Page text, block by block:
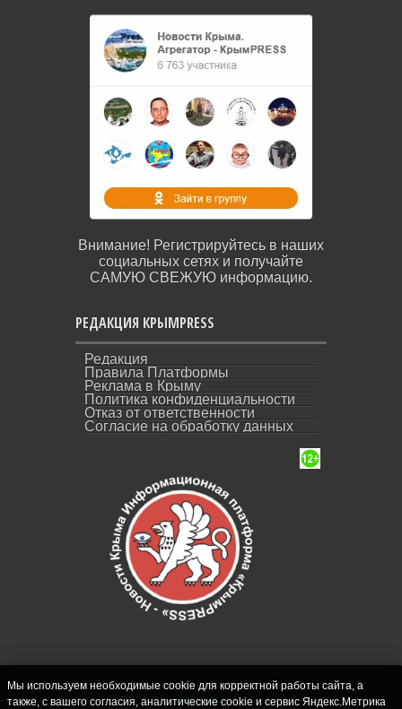
Внимание! Регистрируйтесь в наших
социальных сетях и получайте
САМУЮ СВЕЖУЮ информацию.
РЕДАКЦИЯ КРЫМPRESS
Редакция
Правила Платформы
Реклама в Крыму
Политика конфиденциальности
Отказ от ответственности
Согласие на обработку данных
Мы используем необходимые cookie для корректной работы сайта, а
также, с вашего согласия, аналитические cookie и сервис Яндекс.Метрика